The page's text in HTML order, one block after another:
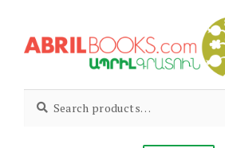
to
to
for: